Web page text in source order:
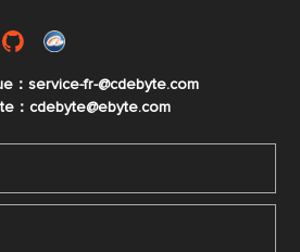
：service-fr-@cdebyte.com
：cdebyte@ebyte.com